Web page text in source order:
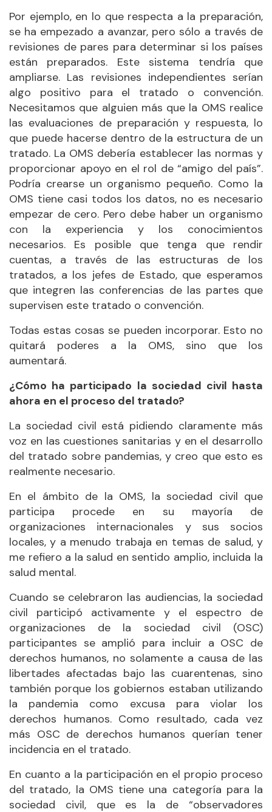
Por ejemplo, en lo que respecta a la preparación,
se ha empezado a avanzar, pero sólo a través de
revisiones de pares para determinar si los países
están preparados. Este sistema tendría que
ampliarse. Las revisiones independientes serían
algo positivo para el tratado o convención.
Necesitamos que alguien más que la OMS realice
las evaluaciones de preparación y respuesta, lo
que puede hacerse dentro de la estructura de un
tratado. La OMS debería establecer las normas y
proporcionar apoyo en el rol de “amigo del país”.
Podría crearse un organismo pequeño. Como la
OMS tiene casi todos los datos, no es necesario
empezar de cero. Pero debe haber un organismo
con la experiencia y los conocimientos
necesarios. Es posible que tenga que rendir
cuentas, a través de las estructuras de los
tratados, a los jefes de Estado, que esperamos
que integren las conferencias de las partes que
supervisen este tratado o convención.
Todas estas cosas se pueden incorporar. Esto no
quitará poderes a la OMS, sino que los
aumentará.
¿Cómo ha participado la sociedad civil hasta
ahora en el proceso del tratado?
La sociedad civil está pidiendo claramente más
voz en las cuestiones sanitarias y en el desarrollo
del tratado sobre pandemias, y creo que esto es
realmente necesario.
En el ámbito de la OMS, la sociedad civil que
participa procede en su mayoría de
organizaciones internacionales y sus socios
locales, y a menudo trabaja en temas de salud, y
me refiero a la salud en sentido amplio, incluida la
salud mental.
Cuando se celebraron las audiencias, la sociedad
civil participó activamente y el espectro de
organizaciones de la sociedad civil (OSC)
participantes se amplió para incluir a OSC de
derechos humanos, no solamente a causa de las
libertades afectadas bajo las cuarentenas, sino
también porque los gobiernos estaban utilizando
la pandemia como excusa para violar los
derechos humanos. Como resultado, cada vez
más OSC de derechos humanos querían tener
incidencia en el tratado.
En cuanto a la participación en el propio proceso
del tratado, la OMS tiene una categoría para la
sociedad civil, que es la de “observadores